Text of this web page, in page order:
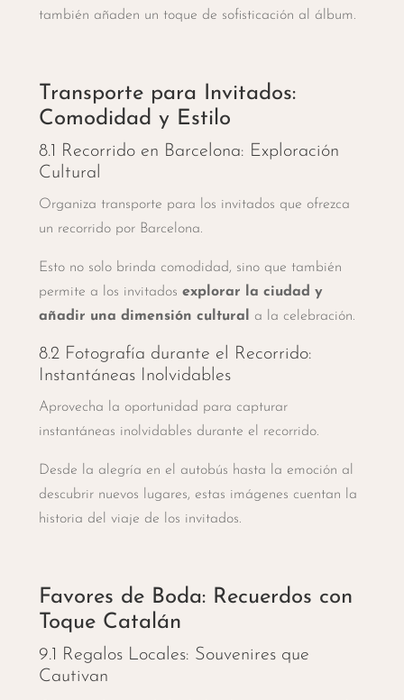
también añaden un toque de sofisticación al álbum.
Transporte para Invitados:
Comodidad y Estilo
8.1 Recorrido en Barcelona: Exploración
Cultural
Organiza transporte para los invitados que ofrezca
un recorrido por Barcelona.
Esto no solo brinda comodidad, sino que también
permite a los invitados explorar la ciudad y
añadir una dimensión cultural
a la celebración.
8.2 Fotografía durante el Recorrido:
Instantáneas Inolvidables
Aprovecha la oportunidad para capturar
instantáneas inolvidables durante el recorrido.
Desde la alegría en el autobús hasta la emoción al
descubrir nuevos lugares, estas imágenes cuentan la
historia del viaje de los invitados.
Favores de Boda: Recuerdos con
Toque Catalán
9.1 Regalos Locales: Souvenires que
Cautivan